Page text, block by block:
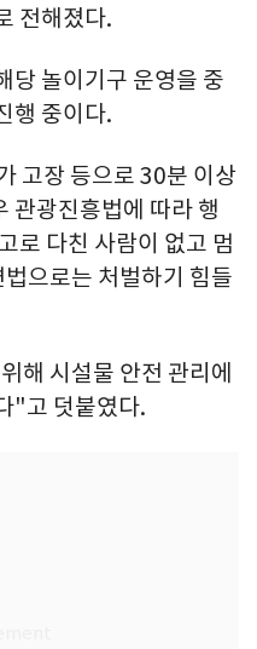
전해졌다.
당 놀이기구 운영을 중
행 중이다.
고장 등으로 30분 이상
관광진흥법에 따라 행
로 다친 사람이 없고 멈
으로는 처벌하기 힘들
해 시설물 안전 관리에
"고 덧붙였다.